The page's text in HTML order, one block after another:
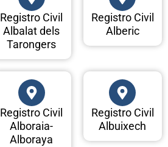
Registro Civil
Albalat dels
Tarongers
Registro Civil
Alberic
Registro Civil
Alboraia-
Alboraya
Registro Civil
Albuixech